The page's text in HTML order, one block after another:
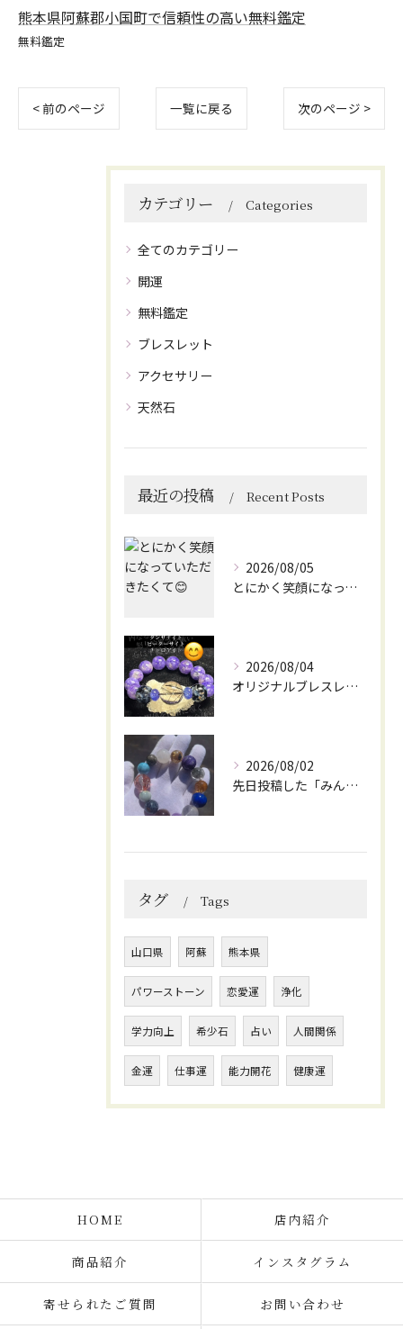
熊本県阿蘇郡小国町で信頼性の高い無料鑑定
無料鑑定
< 前のページ 一覧に戻る 次のページ >
カテゴリー Categories
全てのカテゴリー
開運
無料鑑定
ブレスレット
アクセサリー
天然石
最近の投稿 Recent Posts
2026/08/05
とにかく笑顔になっていただきたくて😊
2026/08/04
オリジナルブレスレット作成してみました😊
2026/08/02
先日投稿した「みんなを笑顔にしてくれるブレスレット」に
タグ Tags
山口県 阿蘇 熊本県
パワーストーン 恋愛運 浄化
学力向上 希少石 占い 人間関係
金運 仕事運 能力開花 健康運
HOME 店内紹介
商品紹介 インスタグラム
寄せられたご質問 お問い合わせ